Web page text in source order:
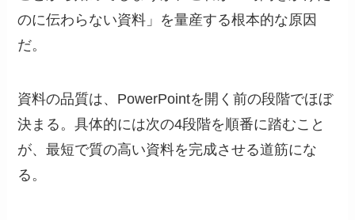
のに伝わらない資料」を量産する根本的な原因
だ。
資料の品質は、PowerPointを開く前の段階でほぼ
決まる。具体的には次の4段階を順番に踏むこと
が、最短で質の高い資料を完成させる道筋にな
る。